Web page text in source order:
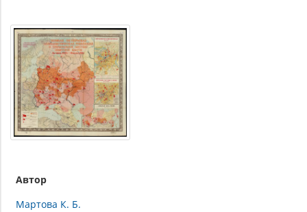
Автор
Мартова К. Б.